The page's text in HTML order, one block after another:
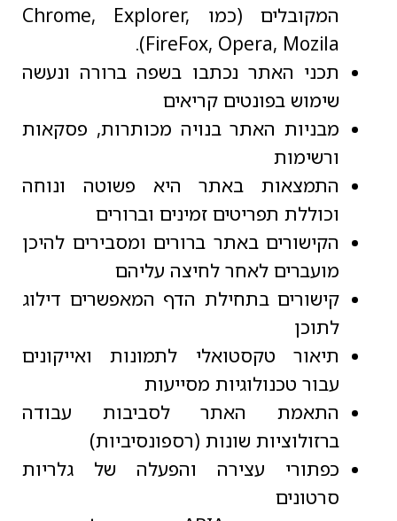
המקובלים (כמו Chrome, Explorer,
FireFox, Opera, Mozila).
תכני האתר נכתבו בשפה ברורה ונעשה
שימוש בפונטים קריאים
מבניות האתר בנויה מכותרות, פסקאות
ורשימות
התמצאות באתר היא פשוטה ונוחה
וכוללת תפריטים זמינים וברורים
הקישורים באתר ברורים ומסבירים להיכן
מועברים לאחר לחיצה עליהם
קישורים בתחילת הדף המאפשרים דילוג
לתוכן
תיאור טקסטואלי לתמונות ואייקונים
עבור טכנולוגיות מסייעות
התאמת האתר לסביבות עבודה
ברזולוציות שונות (רספונסיביות)
כפתורי עצירה והפעלה של גלריות
סרטונים